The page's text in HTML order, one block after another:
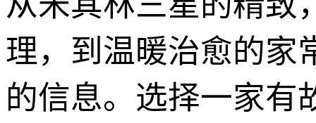
理，到温暖治愈的家
的信息。选择一家有